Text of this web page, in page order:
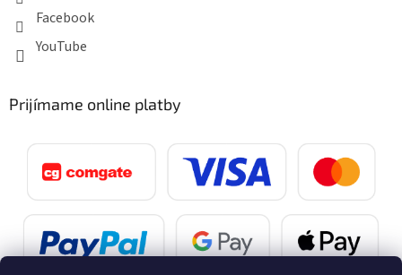
Facebook
YouTube
Prijímame online platby